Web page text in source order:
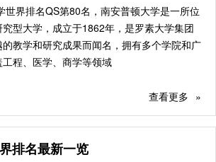
世界排名QS第80名，南安普顿大学是一所位
型大学，成立于1862年，是罗素大学集团
教学和研究成果而闻名，拥有多个学院和广
程、医学、商学等领域
查看更多 »
排名最新一览